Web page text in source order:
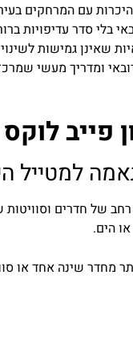
היכרות עם המרחקים
בלי סדר עדיפויות
שאינן גמישות
ומדריך מעשי
פייב
למטייל
רחב של חדרים
הים.
מחדר שינה אחד או